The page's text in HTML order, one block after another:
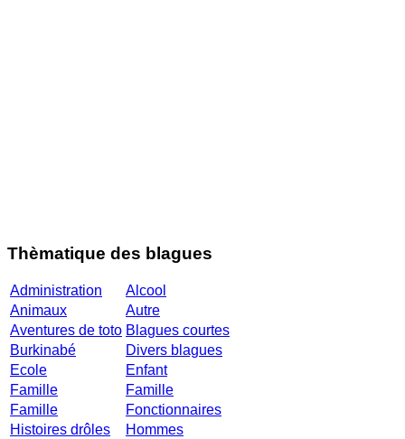
Thèmatique des blagues
Administration
Alcool
Animaux
Autre
Aventures de toto Blagues courtes
Burkinabé
Divers blagues
Ecole
Enfant
Famille
Famille
Famille
Fonctionnaires
Histoires drôles
Hommes